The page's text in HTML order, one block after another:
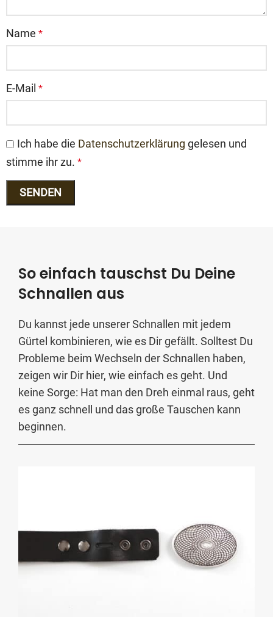
Name *
E-Mail *
Ich habe die Datenschutzerklärung gelesen und
stimme ihr zu. *
So einfach tauschst Du Deine
Schnallen aus
Du kannst jede unserer Schnallen mit jedem
Gürtel kombinieren, wie es Dir gefällt. Solltest Du
Probleme beim Wechseln der Schnallen haben,
zeigen wir Dir hier, wie einfach es geht. Und
keine Sorge: Hat man den Dreh einmal raus, geht
es ganz schnell und das große Tauschen kann
beginnen.